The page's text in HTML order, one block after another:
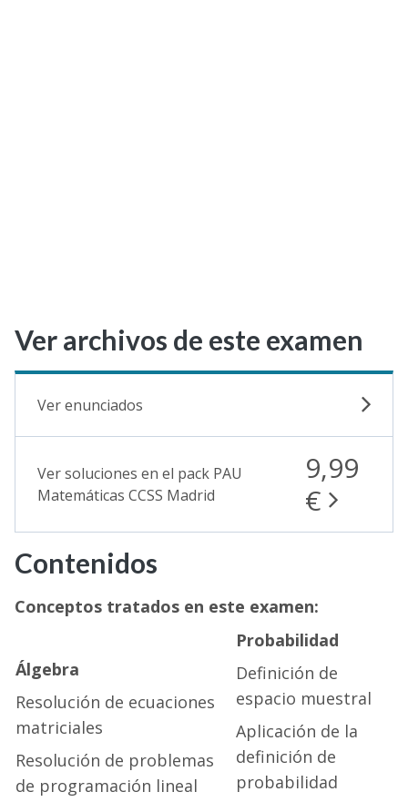
Ver archivos de este examen
Ver enunciados
Ver soluciones en el pack PAU
Matemáticas CCSS Madrid
9,99
€
Contenidos
Conceptos tratados en este examen:
Álgebra
Resolución de ecuaciones
matriciales
Resolución de problemas
de programación lineal
Probabilidad
Definición de
espacio muestral
Aplicación de la
definición de
probabilidad